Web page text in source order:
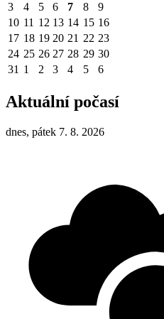
3
4 5 6 7 8
9
10 11 12 13 14 15 16
17 18 19 20 21 22 23
24 25 26 27 28 29 30
31 1 2 3 4 5 6
Aktuální počasí
dnes, pátek 7. 8. 2026